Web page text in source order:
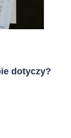
dotyczy?